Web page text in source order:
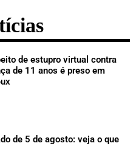
de estupro virtual contra
de 11 anos é preso em
de 5 de agosto: veja o que